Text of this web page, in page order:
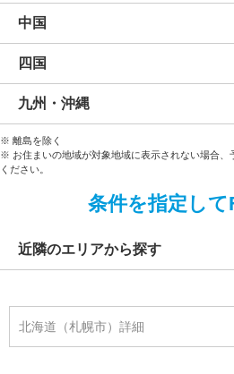
中国
四国
九州・沖縄
※ 離島を除く
※ お住まいの地域が対象地域に表示されない場合、
ください。
条件を指定して
近隣のエリアから探す
北海道（札幌市）詳細